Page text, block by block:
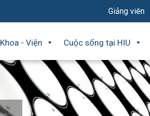
Giảng viên
Khoa - Viện Cuộc sống tại HIU